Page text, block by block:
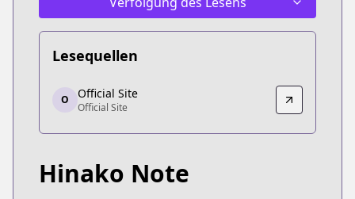
Lesequellen
Official Site
Official Site
O Official Site
Official Site
Hinako Note